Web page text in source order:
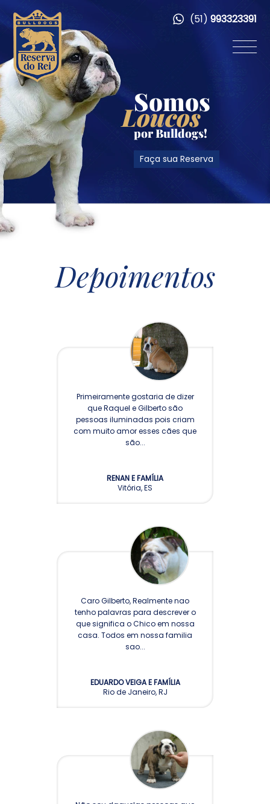
Somos
Loucos
por Bulldogs!
Faça sua Reserva
(51) 993323391
Depoimentos
Primeiramente gostaria de dizer
que Raquel e Gilberto são
pessoas iluminadas pois criam
com muito amor esses cães que
são...
RENAN E FAMÍLIA
Vitória, ES
Caro Gilberto, Realmente nao
tenho palavras para descrever o
que significa o Chico em nossa
casa. Todos em nossa familia
sao...
EDUARDO VEIGA E FAMÍLIA
Rio de Janeiro, RJ